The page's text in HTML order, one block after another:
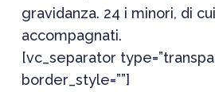
gravidanza. 24 i minori, di
accompagnati.
[vc_separator
border_style=””]